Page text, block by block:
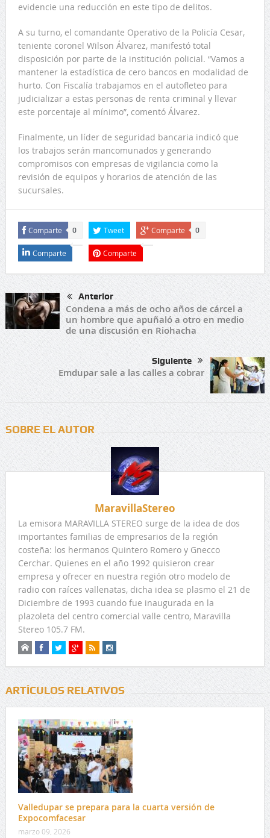
evidencie una reducción en este tipo de delitos.
A su turno, el comandante Operativo de la Policía Cesar,
teniente coronel Wilson Álvarez, manifestó total
disposición por parte de la institución policial. “Vamos a
mantener la estadística de cero bancos en modalidad de
hurto. Con Fiscalía trabajamos en el autofleteo para
judicializar a estas personas de renta criminal y llevar
este porcentaje al mínimo”, comentó Álvarez.
Finalmente, un líder de seguridad bancaria indicó que
los trabajos serán mancomunados y generando
compromisos con empresas de vigilancia como la
revisión de equipos y horarios de atención de las
sucursales.
Comparte 0 Tweet Comparte 0
Comparte Comparte
Anterior
Condena a más de ocho años de cárcel a
un hombre que apuñaló a otro en medio
de una discusión en Riohacha
Siguiente
Emdupar sale a las calles a cobrar
SOBRE EL AUTOR
MaravillaStereo
La emisora MARAVILLA STEREO surge de la idea de dos
importantes familias de empresarios de la región
costeña: los hermanos Quintero Romero y Gnecco
Cerchar. Quienes en el año 1992 quisieron crear
empresa y ofrecer en nuestra región otro modelo de
radio con raíces vallenatas, dicha idea se plasmo el 21 de
Diciembre de 1993 cuando fue inaugurada en la
plazoleta del centro comercial valle centro, Maravilla
Stereo 105.7 FM.
ARTÍCULOS RELATIVOS
Valledupar se prepara para la cuarta versión de
Expocomfacesar
marzo 09, 2026